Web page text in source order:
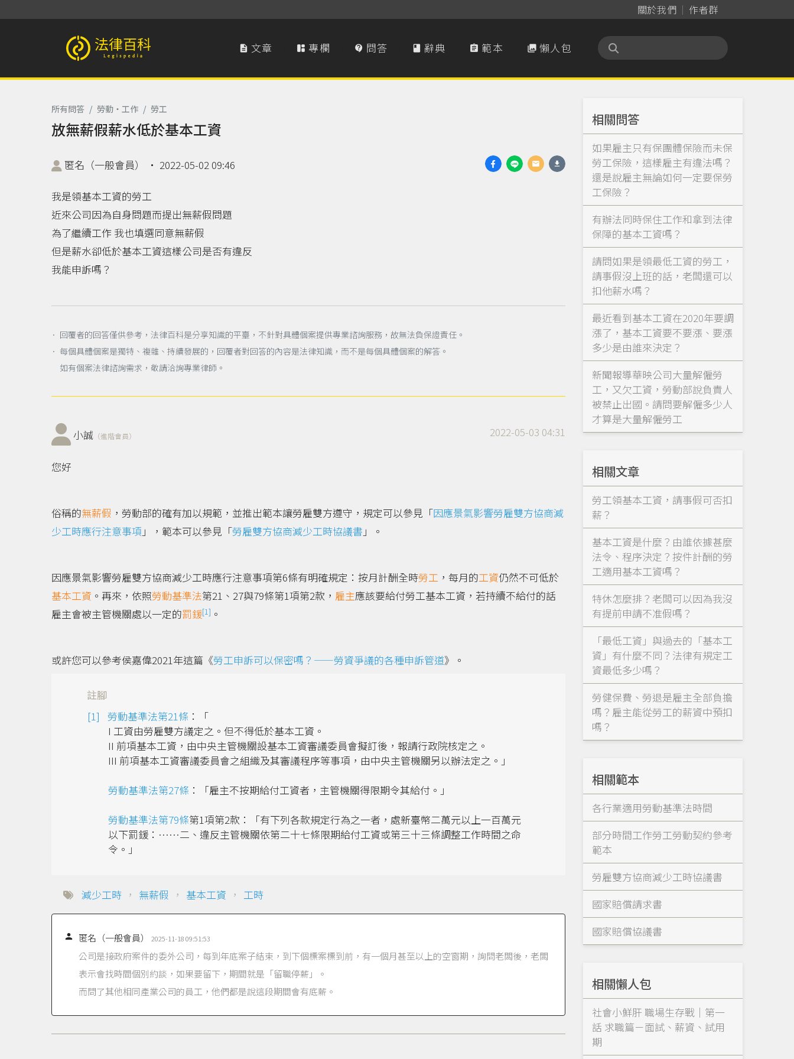
關於我們 作者群
法律百科 Legispedia  文章  專欄  問答  辭典  範本  懶人包
所有問答 / 勞動‧工作 / 勞工
放無薪假薪水低於基本工資
匿名（一般會員） ‧ 2022-05-02 09:46
我是領基本工資的勞工
近來公司因為自身問題而提出無薪假問題
為了繼續工作 我也填選同意無薪假
但是薪水卻低於基本工資這樣公司是否有違反
我能申訴嗎？
． 回覆者的回答僅供參考，法律百科是分享知識的平臺，不針對具體個案提供專業諮詢服務，故無法負保證責任。
． 每個具體個案是獨特、複雜、持續發展的，回覆者對回答的內容是法律知識，而不是每個具體個案的解答。
如有個案法律諮詢需求，敬請洽詢專業律師。
小誠 （進階會員） 2022-05-03 04:31
您好
俗稱的無薪假 ，勞動部的確有加以規範，並推出範本讓勞雇雙方遵守，規定可以參見「因應景氣影響勞雇雙方協商減
少工時應行注意事項 」，範本可以參見「勞雇雙方協商減少工時協議書 」。
因應景氣影響勞雇雙方協商減少工時應行注意事項第6條有明確規定：按月計酬全時勞工 ，每月的工資仍然不可低於
基本工資 。再來，依照勞動基準法第21、27與79條第1項第2款， 雇主應該要給付勞工基本工資，若持續不給付的話
雇主會被主管機關處以一定的罰鍰[1] 。
或許您可以參考侯嘉偉2021年這篇《勞工申訴可以保密嗎？——勞資爭議的各種申訴管道》。
註腳
勞動基準法第21條 ：「
I 工資由勞雇雙方議定之。但不得低於基本工資。
II 前項基本工資，由中央主管機關設基本工資審議委員會擬訂後，報請行政院核定之。
III 前項基本工資審議委員會之組織及其審議程序等事項，由中央主管機關另以辦法定之。」
勞動基準法第27條 ：「雇主不按期給付工資者，主管機關得限期令其給付。」
勞動基準法第79條第1項第2款：「有下列各款規定行為之一者，處新臺幣二萬元以上一百萬元
以下罰鍰：……二、違反主管機關依第二十七條限期給付工資或第三十三條調整工作時間之命
令。」
減少工時 ， 無薪假 ， 基本工資 ， 工時
 匿名（一般會員） 2025-11-18 09:51:53
公司是接政府案件的委外公司，每到年底案子結束，到下個標案標到前，有一個月甚至以上的空窗期，詢問老闆後，老闆
表示會找時間個別約談，如果要留下，期間就是「留職停薪」。
而問了其他相同產業公司的員工，他們都是說這段期間會有底薪。
相關問答
如果雇主只有保團體保險而未保
勞工保險，這樣雇主有違法嗎？
還是說雇主無論如何一定要保勞
工保險？
有辦法同時保住工作和拿到法律
保障的基本工資嗎？
請問如果是領最低工資的勞工，
請事假沒上班的話，老闆還可以
扣他薪水嗎？
最近看到基本工資在2020年要調
漲了，基本工資要不要漲、要漲
多少是由誰來決定？
新聞報導華映公司大量解僱勞
工，又欠工資，勞動部說負責人
被禁止出國。請問要解僱多少人
才算是大量解僱勞工
相關文章
勞工領基本工資，請事假可否扣
薪？
基本工資是什麼？由誰依據甚麼
法令、程序決定？按件計酬的勞
工適用基本工資嗎？
特休怎麼排？老闆可以因為我沒
有提前申請不准假嗎？
「最低工資」與過去的「基本工
資」有什麼不同？法律有規定工
資最低多少嗎？
勞健保費、勞退是雇主全部負擔
嗎？雇主能從勞工的薪資中預扣
嗎？
相關範本
各行業適用勞動基準法時間
部分時間工作勞工勞動契約參考
範本
勞雇雙方協商減少工時協議書
國家賠償請求書
國家賠償協議書
相關懶人包
社會小鮮肝 職場生存戰｜第一
話 求職篇－面試、薪資、試用
期